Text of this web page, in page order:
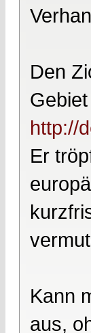
Den
http://
Er
Kann
aus,